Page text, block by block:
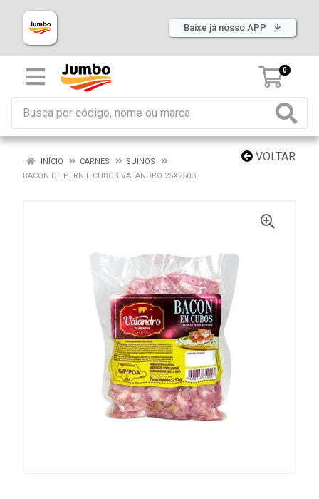
Baixe já nosso APP
0
VOLTAR
INÍCIO CARNES
SUINOS
BACON DE PERNIL CUBOS VALANDRO 25X250G